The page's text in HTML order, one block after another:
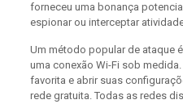
forneceu uma bonança
espionar ou interceptar
Um método popular de ataque
uma conexão Wi-Fi sob
favorita e abrir suas
rede gratuita. Todas as redes